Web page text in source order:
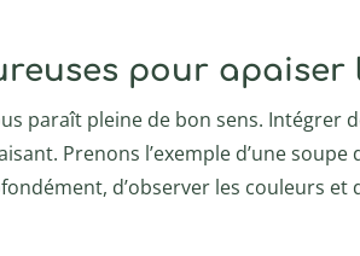
pour apaiser
paraît pleine de bon sens. Intégrer
Prenons l’exemple d’une
d’observer les couleurs et